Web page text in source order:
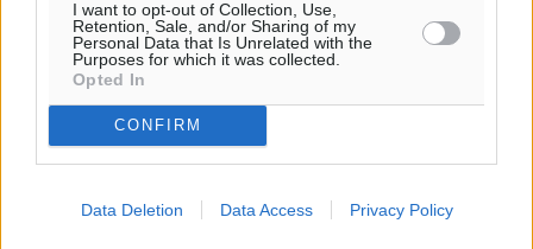
I want to opt-out of Collection, Use,
Retention, Sale, and/or Sharing of my
Personal Data that Is Unrelated with the
Purposes for which it was collected.
Opted In
CONFIRM
Data Deletion Data Access Privacy Policy
αεροσκάφους όπου καθόταν ο ασθενής.
Διαχείριση στενών επαφών κρούσματος
Αν ένας επισκέπτης ή υπάλληλος του ξενοδοχείου
αξιολογηθεί ως στενή επαφή με επιβεβαιωμένο